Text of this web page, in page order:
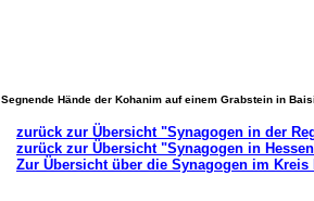
Segnende Hände der Kohanim auf einem Grabstein in
zurück zur Übersicht "Synagogen in der
zurück zur Übersicht "Synagogen in
Zur Übersicht über die Synagogen im Kreis